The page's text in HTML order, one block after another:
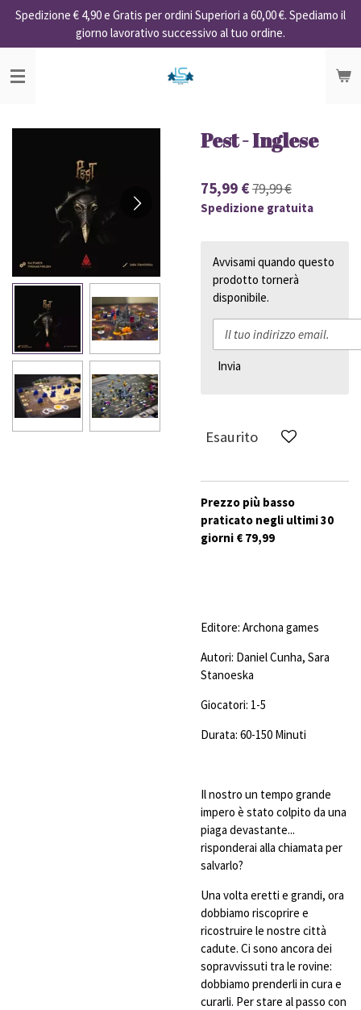
Vai
contenuto
principale
Spedizione € 4,90 e Gratis per ordini Superiori a 60,00 €. Spediamo il
giorno lavorativo successivo al tuo ordine.
Pest - Inglese
75,99 €79,99 €
Spedizione gratuita
Avvisami quando questo
prodotto tornerà
disponibile.
Invia
Esaurito
Prezzo più basso
praticato negli ultimi 30
giorni € 79,99
Editore: Archona games
Autori: Daniel Cunha, Sara
Stanoeska
Giocatori: 1-5
Durata: 60-150 Minuti
Il nostro un tempo grande
impero è stato colpito da una
piaga devastante...
risponderai alla chiamata per
salvarlo?
Una volta eretti e grandi, ora
dobbiamo riscoprire e
ricostruire le nostre città
cadute. Ci sono ancora dei
sopravvissuti tra le rovine:
dobbiamo prenderli in cura e
curarli. Per stare al passo con